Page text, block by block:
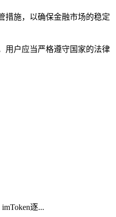
措施，以确保金融市场的稳定
用户应当严格遵守国家的法律
逐...